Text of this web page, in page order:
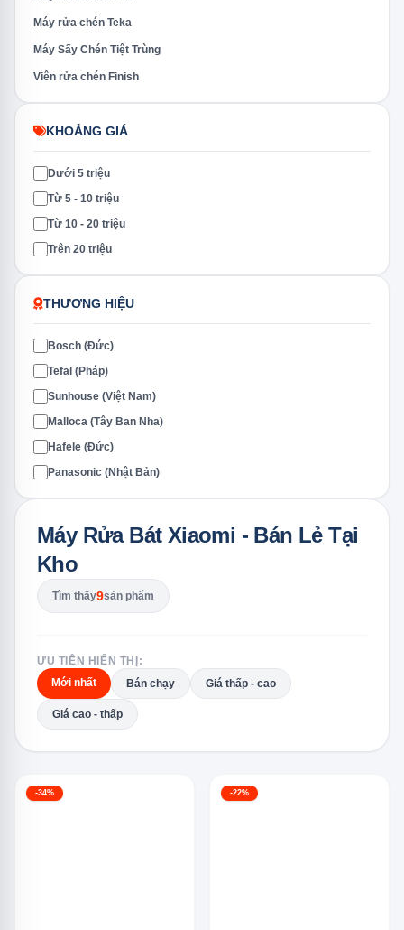
Máy rửa chén Teka
Máy Sấy Chén Tiệt Trùng
Viên rửa chén Finish
KHOẢNG GIÁ
Dưới 5 triệu
Từ 5 - 10 triệu
Từ 10 - 20 triệu
Trên 20 triệu
THƯƠNG HIỆU
Bosch (Đức)
Tefal (Pháp)
Sunhouse (Việt Nam)
Malloca (Tây Ban Nha)
Hafele (Đức)
Panasonic (Nhật Bản)
Máy Rửa Bát Xiaomi - Bán Lẻ Tại
Kho
Tìm thấy9sản phẩm
ƯU TIÊN HIỂN THỊ:
Mới nhất
Bán chạy Giá thấp - cao
Giá cao - thấp
-34% -22%